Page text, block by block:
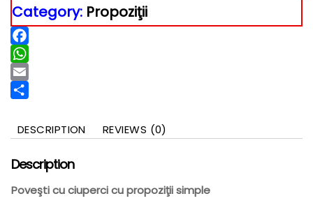
quantity
Category: Propoziţii
Facebook
WhatsApp
Email
DESCRIPTION
REVIEWS (0)
Description
Poveşti cu ciuperci cu propoziţii simple